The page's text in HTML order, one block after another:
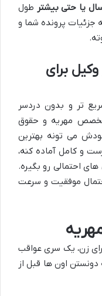
طول
جزئیات پرونده شما و
برای
تر و بدون دردسر
مهریه و حقوق
می تونه بهترین
و کامل آماده کنه،
احتمالی رو بگیره.
موفقیت و سرعت
زن، یک سری عواقب
اون ها قبل از